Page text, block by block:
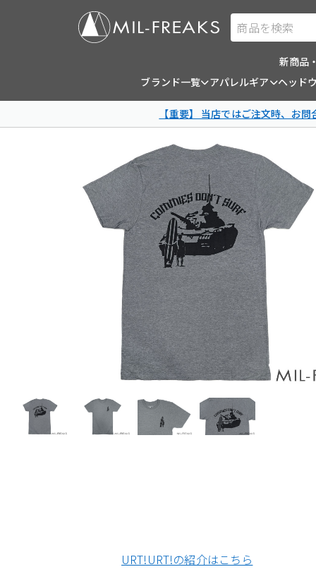
商品を検索
新商品
ブランド一覧
アパレルギア ヘッド
【重要】 当店ではご注文時、お
URT!URT!の紹介はこちら